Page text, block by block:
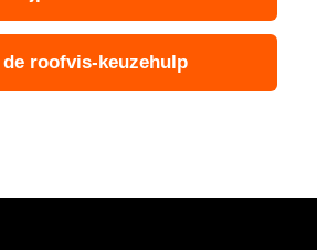
de roofvis-keuzehulp